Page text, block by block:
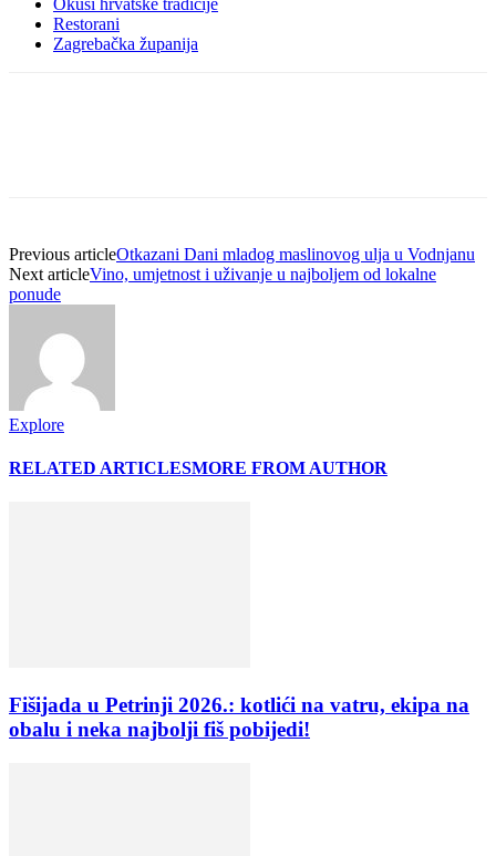
Restorani
Zagrebačka županija
Previous articleOtkazani Dani mladog maslinovog ulja u Vodnjanu
Next articleVino, umjetnost i uživanje u najboljem od lokalne
ponude
Explore
RELATED ARTICLESMORE FROM AUTHOR
Fišijada u Petrinji 2026.: kotlići na vatru, ekipa na
obalu i neka najbolji fiš pobijedi!